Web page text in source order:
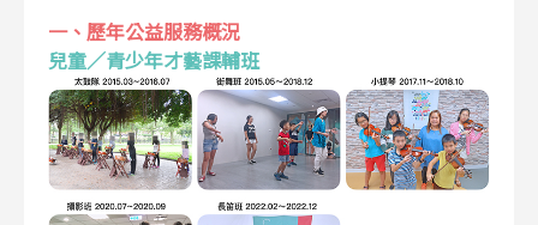
一、歷年公益服務概況
兒童／青少年才藝課輔班